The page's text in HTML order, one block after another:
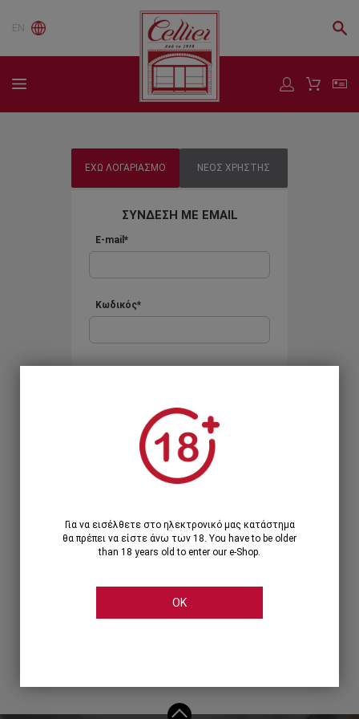
EN
ΕΧΩ ΛΟΓΑΡΙΑΣΜΟ ΝΕΟΣ ΧΡΗΣΤΗΣ
ΣΥΝΔΕΣΗ ΜΕ EMAIL
E-mail*
Κωδικός*
Ξεχάσατε τον κωδικό;
Ή
ΣΥΝΔΕΣΗ ΜΕ ...
Για να εισέλθετε στο ηλεκτρονικό μας κατάστημα
θα πρέπει να είστε άνω των 18. You have to be older
than 18 years old to enter our e-Shop.
OK